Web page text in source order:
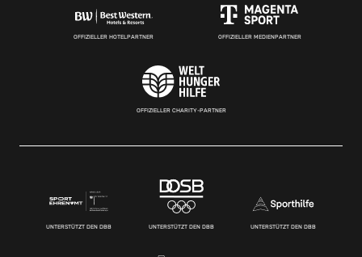
OFFIZIELLER HOTELPARTNER OFFIZIELLER MEDIENPARTNER
OFFIZIELLER CHARITY-PARTNER
UNTERSTÜTZT DEN DBB UNTERSTÜTZT DEN DBB UNTERSTÜTZT DEN DBB